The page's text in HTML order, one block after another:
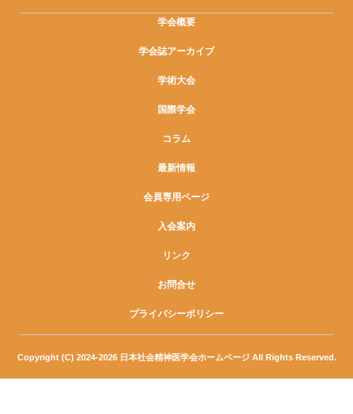
学会概要
学会誌アーカイブ
学術大会
国際学会
コラム
最新情報
会員専用ページ
入会案内
リンク
お問合せ
プライバシーポリシー
Copyright (C) 2024-2026 日本社会精神医学会ホームページ All Rights Reserved.